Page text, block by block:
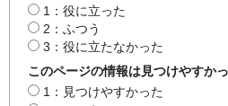
1：役に立った
2：ふつう
3：役に立たなかった
このページの情報は見つけやすか
1：見つけやすかった